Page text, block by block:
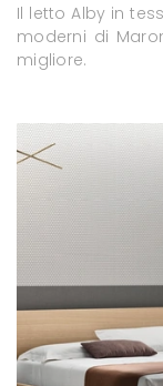
Il letto Alby in
moderni di
migliore.